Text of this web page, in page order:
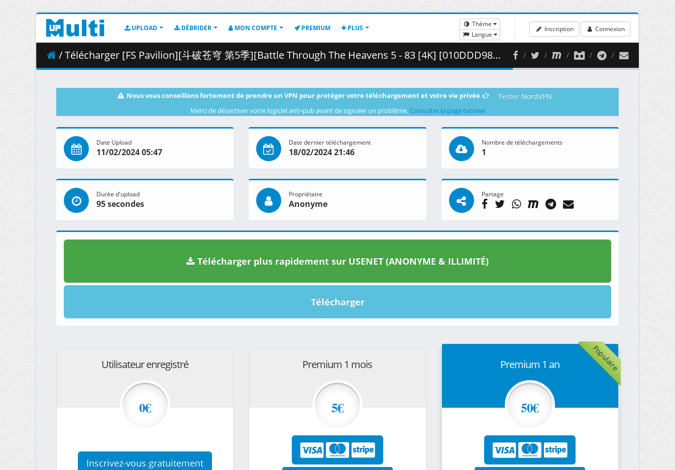
UPLOAD DÉBRIDER MON COMPTE PREMIUM PLUS
Thème
Langue
Inscription Connexion
/ Télécharger [FS Pavilion][斗破苍穹 第5季][Battle Through The Heavens 5 - 83 [4K] [010DDD98].mkv.001 ( 336.52 MB )
Nous vous conseillons fortement de prendre un VPN pour protéger votre téléchargement et votre vie privée Tester NordVPN
Merci de désactiver votre logiciel anti-pub avant de signaler un problème. Consulter la page tutoriel
Date Upload
11/02/2024 05:47
Date dernier téléchargement
18/02/2024 21:46
Nombre de téléchargements
1
Durée d'upload
95 secondes
Propriétaire
Anonyme
Partage
Télécharger plus rapidement sur USENET (ANONYME & ILLIMITÉ)
Télécharger
Utilisateur enregistré
0€
Inscrivez-vous gratuitement
Premium 1 mois
5€
Populaire
Premium 1 an
50€